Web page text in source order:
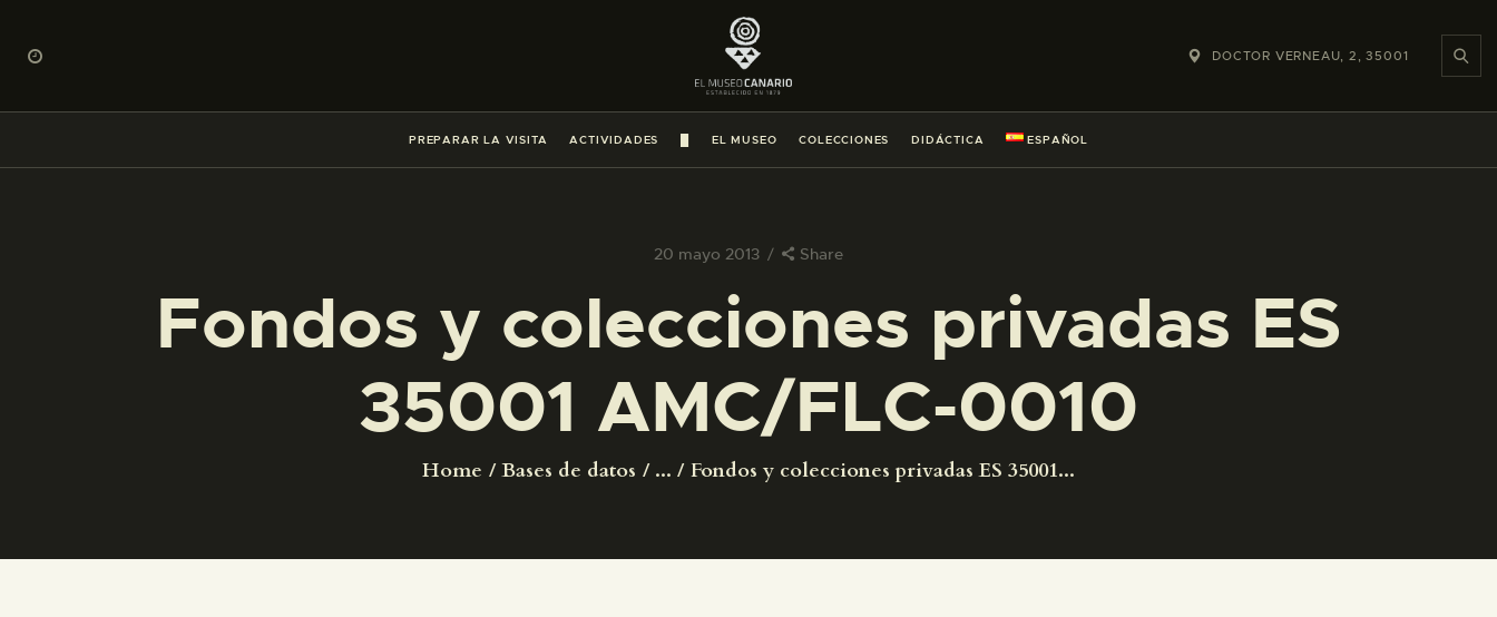
DOCTOR VERNEAU, 2, 35001
PREPARAR LA VISITA ACTIVIDADES EL MUSEO COLECCIONES DIDÁCTICA ESPAÑOL
20 mayo 2013 Share
Fondos y colecciones privadas ES
35001 AMC/FLC-0010
Home Bases de datos ... Fondos y colecciones privadas ES 35001...
PREPARAR LA VISITA
ACTIVIDADES
█
COLECCIONES
DIDÁCTICA
ESPAÑOL